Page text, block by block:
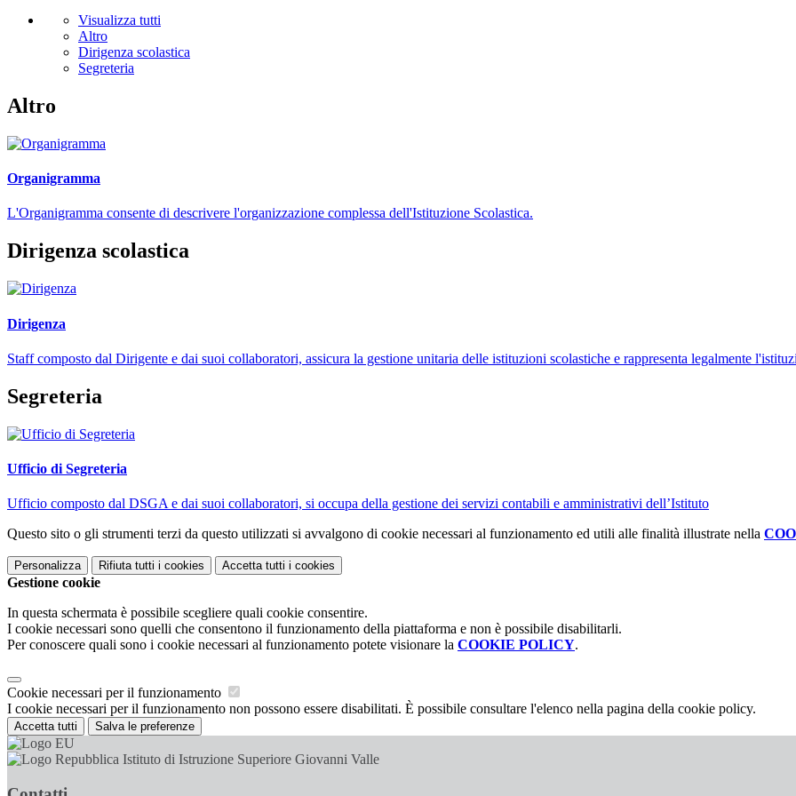
Visualizza tutti
Altro
Dirigenza scolastica
Segreteria
Altro
Organigramma
L'Organigramma consente di descrivere l'organizzazione complessa dell'Istituzione Scolastica.
Dirigenza scolastica
Dirigenza
Staff composto dal Dirigente e dai suoi collaboratori, assicura la gestione unitaria delle istituzioni scolastiche e rappresenta legalmente
Segreteria
Ufficio di Segreteria
Ufficio composto dal DSGA e dai suoi collaboratori, si occupa della gestione dei servizi contabili e amministrativi dell’Istituto
Questo sito o gli strumenti terzi da questo utilizzati si avvalgono di cookie necessari al funzionamento ed utili alle finalità illustrate nella
Personalizza Rifiuta tutti i cookies Accetta tutti i cookies
Gestione cookie
In questa schermata è possibile scegliere quali cookie consentire.
I cookie necessari sono quelli che consentono il funzionamento della piattaforma e non è possibile disabilitarli.
Per conoscere quali sono i cookie necessari al funzionamento potete visionare la COOKIE POLICY.
Cookie necessari per il funzionamento
I cookie necessari per il funzionamento non possono essere disabilitati. È possibile consultare l'elenco nella pagina della cookie policy.
Accetta tutti Salva le preferenze
Istituto di Istruzione Superiore Giovanni Valle